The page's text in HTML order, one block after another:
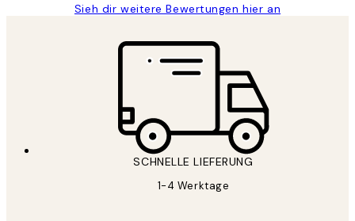
Sieh dir weitere Bewertungen hier an
SCHNELLE LIEFERUNG
1-4 Werktage